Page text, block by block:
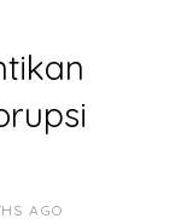
AGO